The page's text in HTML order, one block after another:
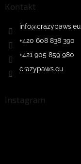
Kontakt
info@crazypaws.eu
+420 608 838 390
+421 905 859 980
crazypaws.eu
Instagram